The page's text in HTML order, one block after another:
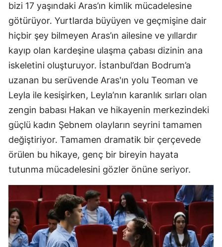
bizi 17 yaşındaki Aras’ın kimlik mücadelesine
götürüyor. Yurtlarda büyüyen ve geçmişine dair
hiçbir şey bilmeyen Aras’ın ailesine ve yıllardır
kayıp olan kardeşine ulaşma çabası dizinin ana
iskeletini oluşturuyor. İstanbul’dan Bodrum’a
uzanan bu serüvende Aras'ın yolu Teoman ve
Leyla ile kesişirken, Leyla’nın karanlık sırları olan
zengin babası Hakan ve hikayenin merkezindeki
güçlü kadın Şebnem olayların seyrini tamamen
değiştiriyor. Tamamen dramatik bir çerçevede
örülen bu hikaye, genç bir bireyin hayata
tutunma mücadelesini gözler önüne seriyor.